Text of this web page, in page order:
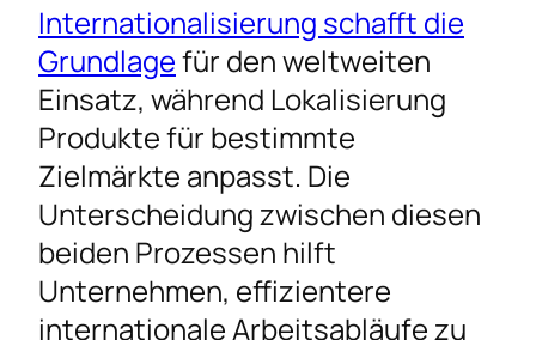
L10n: Von der Übersetzung zur kulturellen
Anpassung
Lokalisierung vs. Internationalisierung auf
einen Blick
Technischer Vergleich: Wie I18n und L10n in
der Praxis funktionieren
Strategie für internationale
Markteinführungen
Internationalisierung schafft die
Grundlagefür den weltweiten
Einsatz, während Lokalisierung
Produkte für bestimmte
Zielmärkte anpasst. Die
Unterscheidung zwischen diesen
beiden Prozessen hilft
Unternehmen, effizientere
internationale Arbeitsabläufe zu